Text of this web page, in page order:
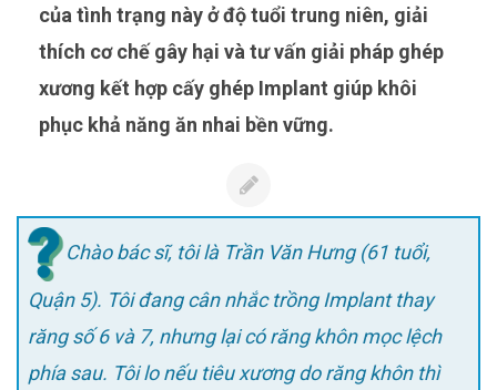
của tình trạng này ở độ tuổi trung niên, giải
thích cơ chế gây hại và tư vấn giải pháp ghép
xương kết hợp cấy ghép Implant giúp khôi
phục khả năng ăn nhai bền vững.
Chào bác sĩ, tôi là Trần Văn Hưng (61 tuổi,
Quận 5). Tôi đang cân nhắc trồng Implant thay
răng số 6 và 7, nhưng lại có răng khôn mọc lệch
phía sau. Tôi lo nếu tiêu xương do răng khôn thì